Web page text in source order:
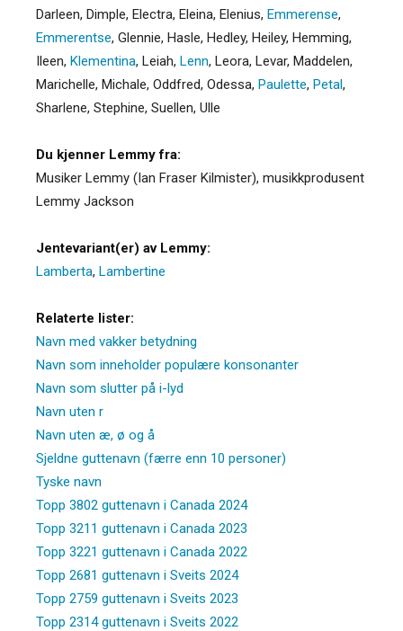
Darleen, Dimple, Electra, Eleina, Elenius, Emmerense,
Emmerentse, Glennie, Hasle, Hedley, Heiley, Hemming,
Ileen, Klementina, Leiah, Lenn, Leora, Levar, Maddelen,
Marichelle, Michale, Oddfred, Odessa, Paulette, Petal,
Sharlene, Stephine, Suellen, Ulle
Du kjenner Lemmy fra:
Musiker Lemmy (Ian Fraser Kilmister), musikkprodusent
Lemmy Jackson
Jentevariant(er) av Lemmy:
Lamberta, Lambertine
Relaterte lister:
Navn med vakker betydning
Navn som inneholder populære konsonanter
Navn som slutter på i-lyd
Navn uten r
Navn uten æ, ø og å
Sjeldne guttenavn (færre enn 10 personer)
Tyske navn
Topp 3802 guttenavn i Canada 2024
Topp 3211 guttenavn i Canada 2023
Topp 3221 guttenavn i Canada 2022
Topp 2681 guttenavn i Sveits 2024
Topp 2759 guttenavn i Sveits 2023
Topp 2314 guttenavn i Sveits 2022